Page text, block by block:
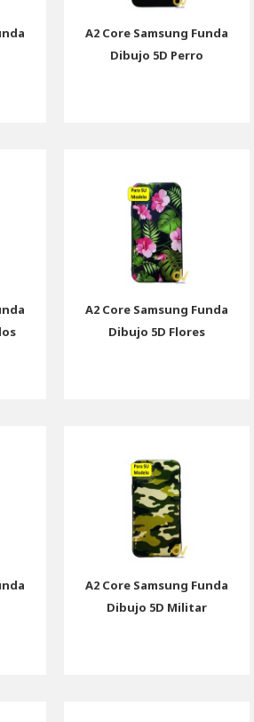
A2 Core Samsung Funda
Dibujo 5D Perro
A2 Core Samsung Funda
Dibujo 5D Flores
A2 Core Samsung Funda
Dibujo 5D Militar